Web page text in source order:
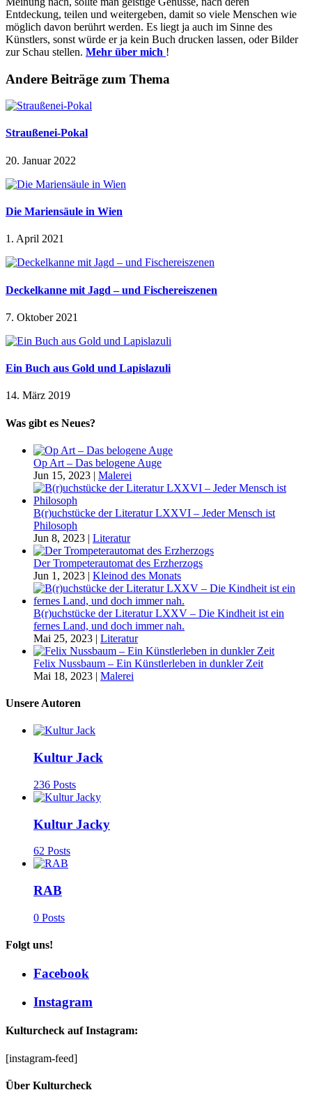
Entdeckung, teilen und weitergeben, damit so viele Menschen wie
möglich davon berührt werden. Es liegt ja auch im Sinne des
Künstlers, sonst würde er ja kein Buch drucken lassen, oder Bilder
zur Schau stellen. Mehr über mich !
Andere Beiträge zum Thema
Straußenei-Pokal
20. Januar 2022
Die Mariensäule in Wien
1. April 2021
Deckelkanne mit Jagd – und Fischereiszenen
7. Oktober 2021
Ein Buch aus Gold und Lapislazuli
14. März 2019
Was gibt es Neues?
Op Art – Das belogene Auge
Jun 15, 2023 | Malerei
B(r)uchstücke der Literatur LXXVI – Jeder Mensch ist
Philosoph
Jun 8, 2023 | Literatur
Der Trompeterautomat des Erzherzogs
Jun 1, 2023 | Kleinod des Monats
B(r)uchstücke der Literatur LXXV – Die Kindheit ist ein
fernes Land, und doch immer nah.
Mai 25, 2023 | Literatur
Felix Nussbaum – Ein Künstlerleben in dunkler Zeit
Mai 18, 2023 | Malerei
Unsere Autoren
Kultur Jack
236 Posts
Kultur Jacky
62 Posts
RAB
0 Posts
Folgt uns!
Facebook
Instagram
Kulturcheck auf Instagram:
[instagram-feed]
Über Kulturcheck